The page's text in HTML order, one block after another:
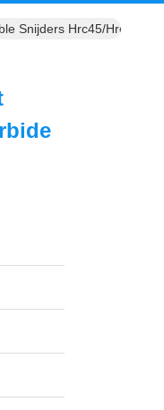
Snijders Hrc45/Hrc55/